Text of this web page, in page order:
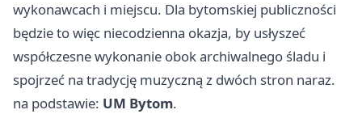
wykonawcach i miejscu. Dla bytomskiej publiczności
będzie to więc niecodzienna okazja, by usłyszeć
współczesne wykonanie obok archiwalnego śladu i
spojrzeć na tradycję muzyczną z dwóch stron naraz.
na podstawie: UM Bytom.